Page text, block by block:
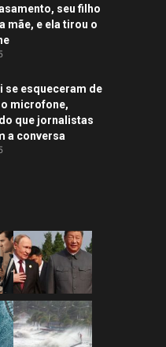
seu filho
mãe, e ela tirou o
se esqueceram de
microfone,
que jornalistas
a conversa